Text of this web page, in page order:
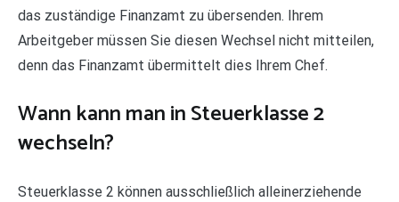
das zuständige Finanzamt zu übersenden. Ihrem
Arbeitgeber müssen Sie diesen Wechsel nicht mitteilen,
denn das Finanzamt übermittelt dies Ihrem Chef.
Wann kann man in Steuerklasse 2
wechseln?
Steuerklasse 2 können ausschließlich alleinerziehende